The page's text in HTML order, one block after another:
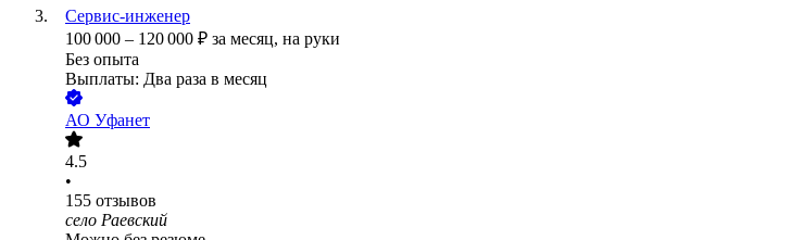
Сервис-инженер
100 000 – 120 000 ₽ за месяц, на руки
Без опыта
Выплаты: Два раза в месяц
АО Уфанет
4.5
•
155 отзывов
село Раевский